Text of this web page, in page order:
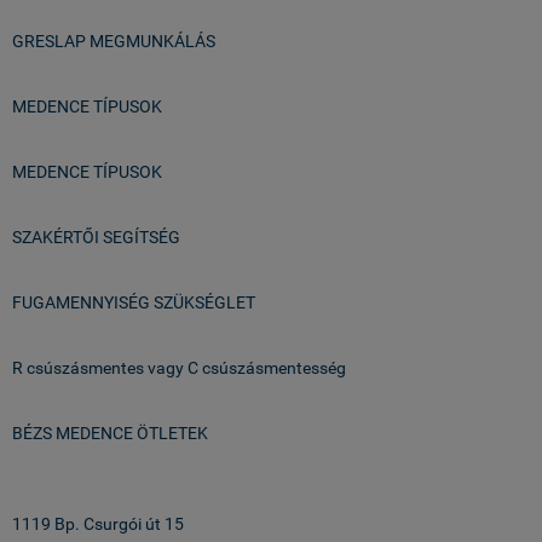
GRESLAP MEGMUNKÁLÁS
MEDENCE TÍPUSOK
MEDENCE TÍPUSOK
SZAKÉRTŐI SEGÍTSÉG
FUGAMENNYISÉG SZÜKSÉGLET
R csúszásmentes vagy C csúszásmentesség
BÉZS MEDENCE ÖTLETEK
1119 Bp. Csurgói út 15